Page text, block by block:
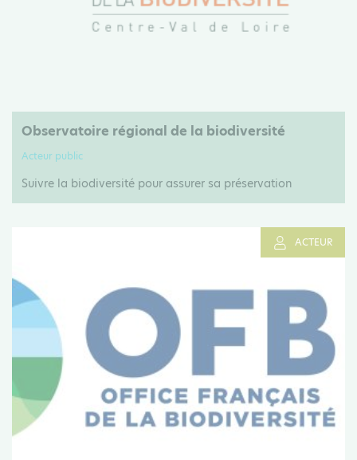
Observatoire régional de la biodiversité
Acteur public
Suivre la biodiversité pour assurer sa préservation
ACTEUR